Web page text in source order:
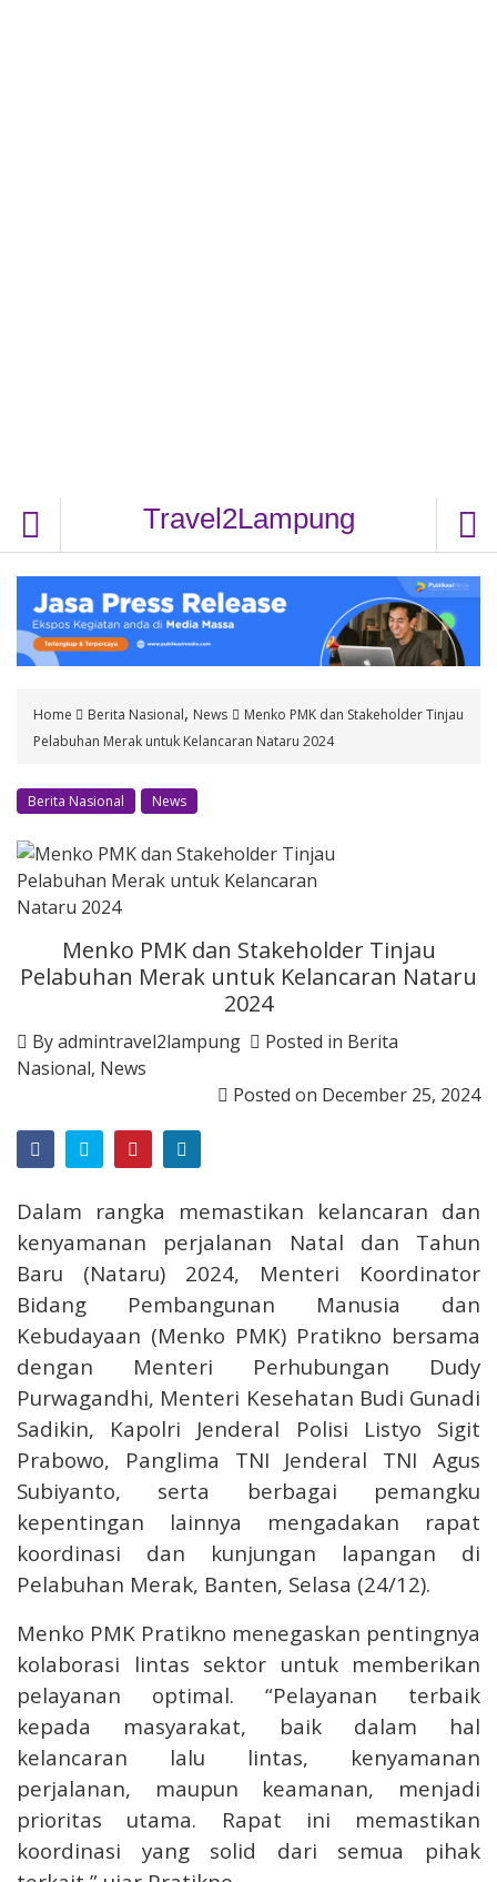
Travel2Lampung
Home Berita Nasional, News
Menko PMK dan Stakeholder Tinjau
Pelabuhan Merak untuk Kelancaran Nataru 2024
Berita Nasional News
Menko PMK dan Stakeholder Tinjau
Pelabuhan Merak untuk Kelancaran Nataru
2024
Byadmintravel2lampung Posted in Berita
Nasional, News
Posted on December 25, 2024
Dalam rangka memastikan kelancaran dan
kenyamanan perjalanan Natal dan Tahun
Baru (Nataru) 2024, Menteri Koordinator
Bidang Pembangunan Manusia dan
Kebudayaan (Menko PMK) Pratikno bersama
dengan Menteri Perhubungan Dudy
Purwagandhi, Menteri Kesehatan Budi Gunadi
Sadikin, Kapolri Jenderal Polisi Listyo Sigit
Prabowo, Panglima TNI Jenderal TNI Agus
Subiyanto, serta berbagai pemangku
kepentingan lainnya mengadakan rapat
koordinasi dan kunjungan lapangan di
Pelabuhan Merak, Banten, Selasa (24/12).
Menko PMK Pratikno menegaskan pentingnya
kolaborasi lintas sektor untuk memberikan
pelayanan optimal. “Pelayanan terbaik
kepada masyarakat, baik dalam hal
kelancaran lalu lintas, kenyamanan
perjalanan, maupun keamanan, menjadi
prioritas utama. Rapat ini memastikan
koordinasi yang solid dari semua pihak